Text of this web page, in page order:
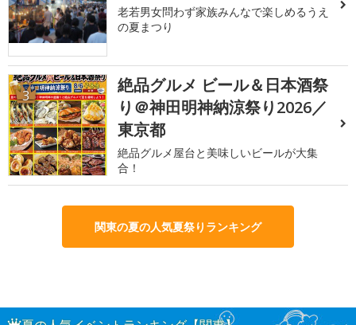
老若男女問わず家族みんなで楽しめるうえ
の夏まつり
3
絶品グルメ ビール＆日本酒祭
り＠神田明神納涼祭り2026／
東京都
絶品グルメ屋台と美味しいビールが大集
合！
関東の夏の人気夏祭りランキング